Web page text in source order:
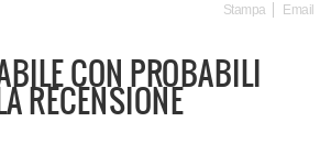
Stampa Email
CON PROBABILI
RECENSIONE